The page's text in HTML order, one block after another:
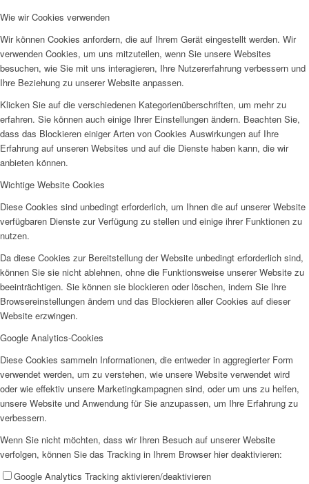
Ambulante Hilfen zur Erziehung
UFH
Erziehungsbeistand
Wie wir Cookies verwenden
Wir können Cookies anfordern, die auf Ihrem Gerät eingestellt werden. Wir
verwenden Cookies, um uns mitzuteilen, wenn Sie unsere Websites
besuchen, wie Sie mit uns interagieren, Ihre Nutzererfahrung verbessern und
Ihre Beziehung zu unserer Website anpassen.
Klicken Sie auf die verschiedenen Kategorienüberschriften, um mehr zu
erfahren. Sie können auch einige Ihrer Einstellungen ändern. Beachten Sie,
dass das Blockieren einiger Arten von Cookies Auswirkungen auf Ihre
Erfahrung auf unseren Websites und auf die Dienste haben kann, die wir
anbieten können.
Wichtige Website Cookies
Diese Cookies sind unbedingt erforderlich, um Ihnen die auf unserer Website
verfügbaren Dienste zur Verfügung zu stellen und einige ihrer Funktionen zu
nutzen.
Da diese Cookies zur Bereitstellung der Website unbedingt erforderlich sind,
können Sie sie nicht ablehnen, ohne die Funktionsweise unserer Website zu
beeinträchtigen. Sie können sie blockieren oder löschen, indem Sie Ihre
Browsereinstellungen ändern und das Blockieren aller Cookies auf dieser
Website erzwingen.
Google Analytics-Cookies
Diese Cookies sammeln Informationen, die entweder in aggregierter Form
verwendet werden, um zu verstehen, wie unsere Website verwendet wird
oder wie effektiv unsere Marketingkampagnen sind, oder um uns zu helfen,
unsere Website und Anwendung für Sie anzupassen, um Ihre Erfahrung zu
verbessern.
Wenn Sie nicht möchten, dass wir Ihren Besuch auf unserer Website
verfolgen, können Sie das Tracking in Ihrem Browser hier deaktivieren:
Google Analytics Tracking aktivieren/deaktivieren